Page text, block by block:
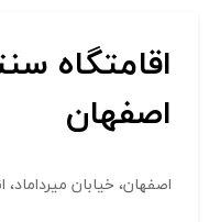
اقامتگاه
اصفهان
اصفهان، خیابان میرداماد،